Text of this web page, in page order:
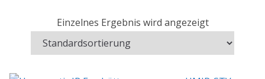
Einzelnes Ergebnis wird angezeigt